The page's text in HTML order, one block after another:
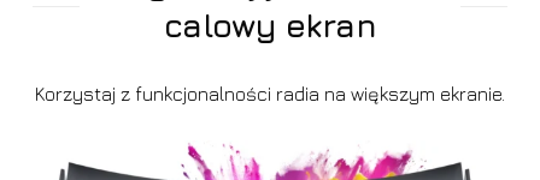
calowy ekran
Korzystaj z funkcjonalności radia na większym ekranie.